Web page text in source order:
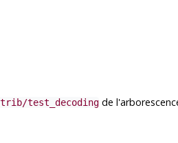
test_decoding de